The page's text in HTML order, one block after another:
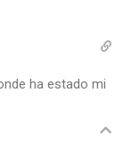
ha estado mi